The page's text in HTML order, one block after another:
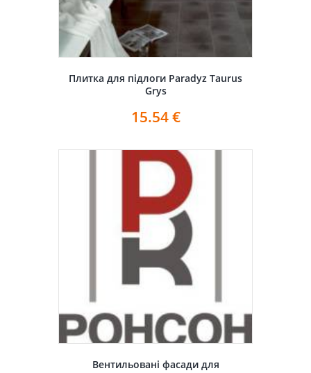
Плитка для підлоги Paradyz Taurus
Grys
15.54€
Вентильовані фасади для